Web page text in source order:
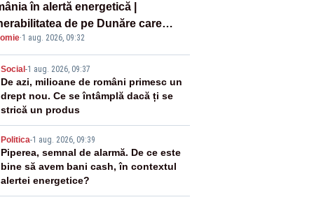
în alertă energetică |
de pe Dunăre care
în pericol Centrala Cernavodă era
de pe vremea lui Ceaușescu
·1 aug. 2026, 09:32
Social -1 aug. 2026, 09:37
De azi, milioane de români primesc un
drept nou. Ce se întâmplă dacă ți se
strică un produs
Politica-1 aug. 2026, 09:39
Piperea, semnal de alarmă. De ce este
bine să avem bani cash, în contextul
alertei energetice?